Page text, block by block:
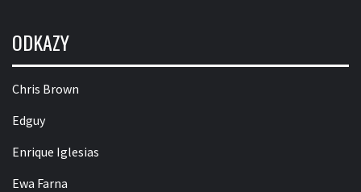
ODKAZY
Chris Brown
Edguy
Enrique Iglesias
Ewa Farna